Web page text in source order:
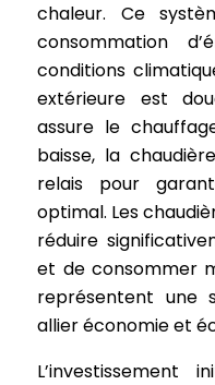
chaleur. Ce
consommation
conditions
extérieure est
assure le
baisse, la
relais pour
optimal. Les
réduire
et de consommer
représentent une
allier économie et
L’investissement